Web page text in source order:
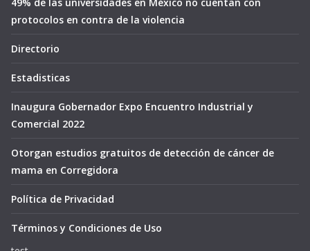
protocolos en contra de la violencia
Directorio
Estadisticas
Inaugura Gobernador Expo Encuentro Industrial y
Comercial 2022
Otorgan estudios gratuitos de detección de cáncer de
mama en Corregidora
Política de Privacidad
Términos y Condiciones de Uso